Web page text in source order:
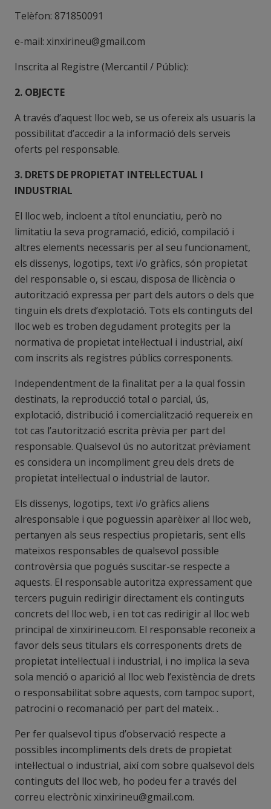
Telèfon: 871850091
e-mail: xinxirineu@gmail.com
Inscrita al Registre (Mercantil / Públic):
2. OBJECTE
A través d’aquest lloc web, se us ofereix als usuaris la
possibilitat d’accedir a la informació dels serveis
oferts pel responsable.
3. DRETS DE PROPIETAT INTEL·LECTUAL I
INDUSTRIAL
El lloc web, incloent a títol enunciatiu, però no
limitatiu la seva programació, edició, compilació i
altres elements necessaris per al seu funcionament,
els dissenys, logotips, text i/o gràfics, són propietat
del responsable o, si escau, disposa de llicència o
autorització expressa per part dels autors o dels que
tinguin els drets d’explotació. Tots els continguts del
lloc web es troben degudament protegits per la
normativa de propietat intel·lectual i industrial, així
com inscrits als registres públics corresponents.
Independentment de la finalitat per a la qual fossin
destinats, la reproducció total o parcial, ús,
explotació, distribució i comercialització requereix en
tot cas l’autorització escrita prèvia per part del
responsable. Qualsevol ús no autoritzat prèviament
es considera un incompliment greu dels drets de
propietat intel·lectual o industrial de lautor.
Els dissenys, logotips, text i/o gràfics aliens
alresponsable i que poguessin aparèixer al lloc web,
pertanyen als seus respectius propietaris, sent ells
mateixos responsables de qualsevol possible
controvèrsia que pogués suscitar-se respecte a
aquests. El responsable autoritza expressament que
tercers puguin redirigir directament els continguts
concrets del lloc web, i en tot cas redirigir al lloc web
principal de xinxirineu.com. El responsable reconeix a
favor dels seus titulars els corresponents drets de
propietat intel·lectual i industrial, i no implica la seva
sola menció o aparició al lloc web l’existència de drets
o responsabilitat sobre aquests, com tampoc suport,
patrocini o recomanació per part del mateix. .
Per fer qualsevol tipus d’observació respecte a
possibles incompliments dels drets de propietat
intel·lectual o industrial, així com sobre qualsevol dels
continguts del lloc web, ho podeu fer a través del
correu electrònic xinxirineu@gmail.com.